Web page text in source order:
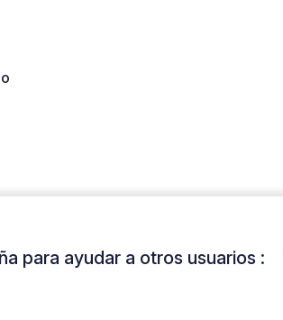
para ayudar a otros usuarios :